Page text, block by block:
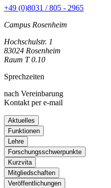
+49 (0)8031 / 805 - 2965
Campus Rosenheim
Hochschulstr. 1
83024 Rosenheim
Raum T 0.10
Sprechzeiten
nach Vereinbarung
Kontakt per e-mail
Aktuelles
Funktionen
Lehre
Forschungsschwerpunkte
Kurzvita
Mitgliedschaften
Veröffentlichungen